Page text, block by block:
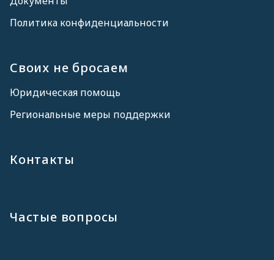
Политика конфиденциальности
Своих не бросаем
Юридическая помощь
Региональные меры поддержки
Контакты
Частые вопросы